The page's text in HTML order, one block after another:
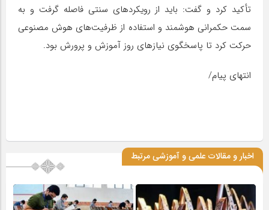
تأکید کرد و گفت: باید از رویکردهای سنتی فاصله گرفت و به
سمت حکمرانی هوشمند و استفاده از ظرفیت‌های هوش مصنوعی
حرکت کرد تا پاسخگوی نیازهای روز آموزش و پرورش بود.
انتهای پیام/
اخبار و مقالات علمی و آموزشی مرتبط